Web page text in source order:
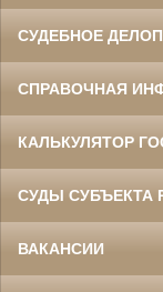
СУДЕБНОЕ
СПРАВОЧНАЯ
КАЛЬКУЛЯТОР
СУДЫ СУБЪЕКТА
ВАКАНСИИ